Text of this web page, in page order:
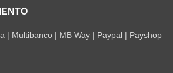
| Multibanco | MB Way | Paypal | Payshop